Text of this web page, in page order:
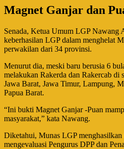
Magnet Ganjar dan
Senada, Ketua Umum LGP Nawang
keberhasilan LGP dalam menghelat
perwakilan dari 34 provinsi.
Menurut dia, meski baru berusia 6
melakukan Rakerda dan Rakercab di
Jawa Barat, Jawa Timur, Lampung,
Papua Barat.
“Ini bukti Magnet Ganjar -Puan
masyarakat,” kata Nawang.
Diketahui, Munas LGP menghasilkan
mengevaluasi Pengurus DPP dan